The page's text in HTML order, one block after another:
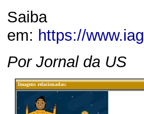
em: https://
Por Jornal da US
Imagens relacionadas: